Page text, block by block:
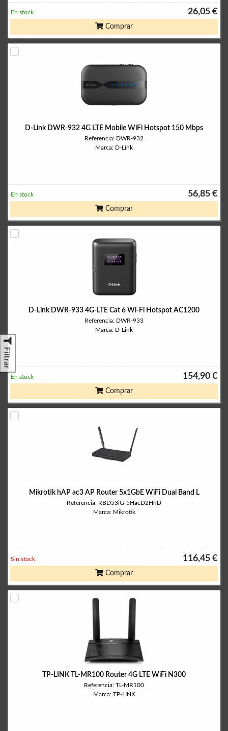
Filtrar
26,05 €
En stock
Comprar
D-Link DWR-932 4G LTE Mobile WiFi Hotspot 150 Mbps
Referencia: DWR-932
Marca: D-Link
56,85 €
En stock
Comprar
D-Link DWR-933 4G-LTE Cat 6 Wi-Fi Hotspot AC1200
Referencia: DWR-933
Marca: D-Link
154,90 €
En stock
Comprar
Mikrotik hAP ac3 AP Router 5x1GbE WiFi Dual Band L
Referencia: RBD53iG-5HacD2HnD
Marca: Mikrotik
116,45 €
Sin stock
Comprar
TP-LINK TL-MR100 Router 4G LTE WiFi N300
Referencia: TL-MR100
Marca: TP-LINK